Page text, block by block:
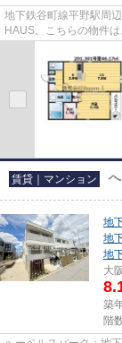
地下鉄谷町線平野駅周
HAUS。こちらの物件
賃貸｜マンション
地
地
地
大
築
階